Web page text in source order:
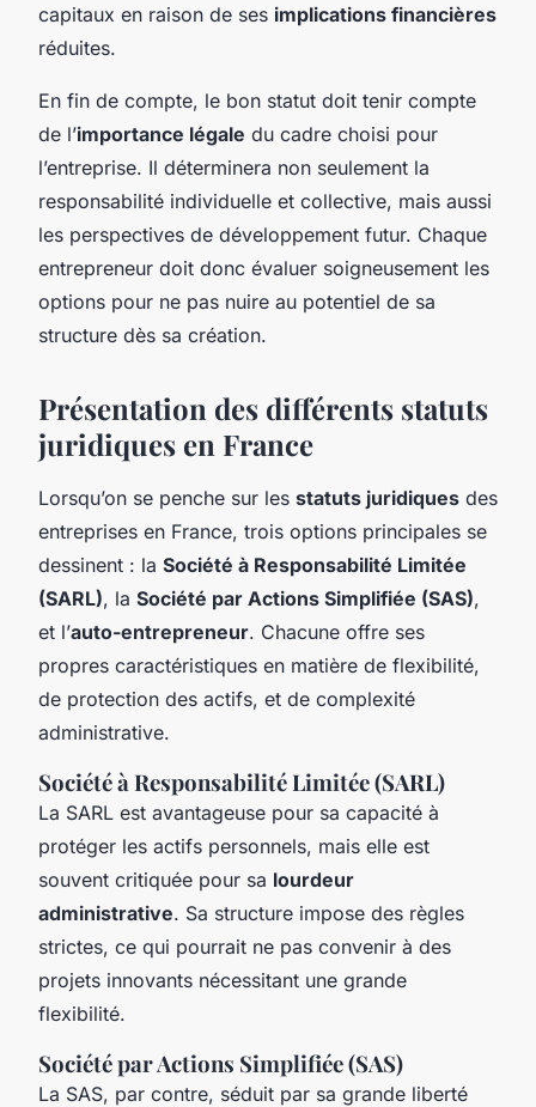
capitaux en raison de ses implications financières
réduites.
En fin de compte, le bon statut doit tenir compte
de l’importance légale du cadre choisi pour
l’entreprise. Il déterminera non seulement la
responsabilité individuelle et collective, mais aussi
les perspectives de développement futur. Chaque
entrepreneur doit donc évaluer soigneusement les
options pour ne pas nuire au potentiel de sa
structure dès sa création.
Présentation des différents statuts
juridiques en France
Lorsqu’on se penche sur les statuts juridiques des
entreprises en France, trois options principales se
dessinent : la Société à Responsabilité Limitée
(SARL), la Société par Actions Simplifiée (SAS),
et l’auto-entrepreneur. Chacune offre ses
propres caractéristiques en matière de flexibilité,
de protection des actifs, et de complexité
administrative.
Société à Responsabilité Limitée (SARL)
La SARL est avantageuse pour sa capacité à
protéger les actifs personnels, mais elle est
souvent critiquée pour sa lourdeur
administrative. Sa structure impose des règles
strictes, ce qui pourrait ne pas convenir à des
projets innovants nécessitant une grande
flexibilité.
Société par Actions Simplifiée (SAS)
La SAS, par contre, séduit par sa grande liberté